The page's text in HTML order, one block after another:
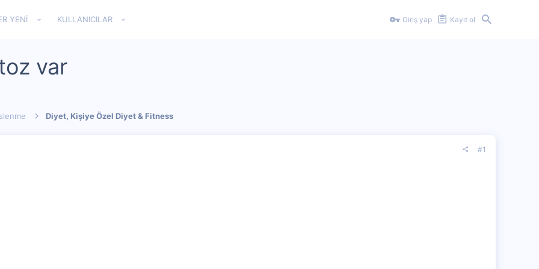
YENI KULLANICILAR Giriş yap Kayıt ol
var
Diyet, Kişiye Özel Diyet & Fitness
#1